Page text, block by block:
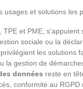
usages et solutions les
TPE et PME, s’appuient
sociale ou la
les solutions
la gestion de
données reste en
conformité au RGPD